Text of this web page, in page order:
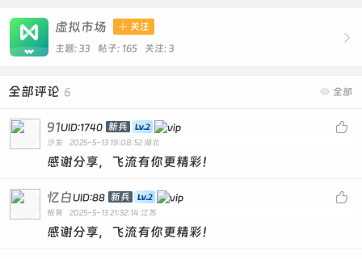

虚拟市场  关注
主题: 33 帖子: 165 关注: 3
 全部
全部评论 6

91UID:1740 新兵
沙发 2025-5-13 19:08:52 湖北
感谢分享，飞流有你更精彩！

忆白UID:88 新兵
板凳 2025-5-13 21:32:14 江苏
感谢分享，飞流有你更精彩！